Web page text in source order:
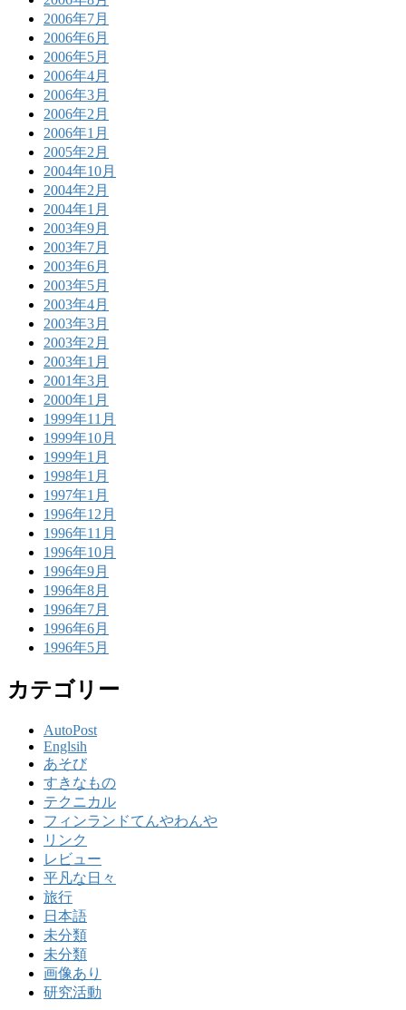
2006年7月
2006年6月
2006年5月
2006年4月
2006年3月
2006年2月
2006年1月
2005年2月
2004年10月
2004年2月
2004年1月
2003年9月
2003年7月
2003年6月
2003年5月
2003年4月
2003年3月
2003年2月
2003年1月
2001年3月
2000年1月
1999年11月
1999年10月
1999年1月
1998年1月
1997年1月
1996年12月
1996年11月
1996年10月
1996年9月
1996年8月
1996年7月
1996年6月
1996年5月
カテゴリー
AutoPost
Englsih
あそび
すきなもの
テクニカル
フィンランドてんやわんや
リンク
レビュー
平凡な日々
旅行
日本語
未分類
未分類
画像あり
研究活動